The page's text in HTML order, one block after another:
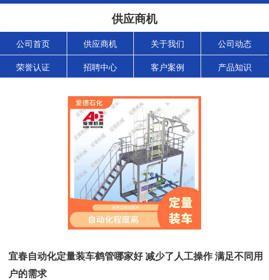
供应商机
公司首页 供应商机 关于我们 公司动态
荣誉认证 招聘中心 客户案例 产品知识
宜春自动化定量装车鹤管哪家好 减少了人工操作 满足不同用
户的需求